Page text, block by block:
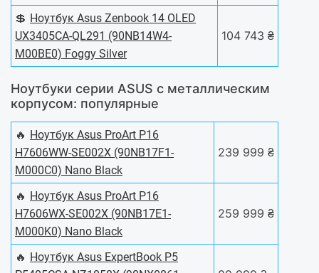
💲 Ноутбук Asus Zenbook 14 OLED
UX3405CA-QL291 (90NB14W4-
M00BE0) Foggy Silver
104 743 ₴
Ноутбуки серии ASUS с металлическим
корпусом: популярные
🔥 Ноутбук Asus ProArt P16
H7606WW-SE002X (90NB17F1-
M000C0) Nano Black
239 999 ₴
🔥 Ноутбук Asus ProArt P16
H7606WX-SE002X (90NB17E1-
M000K0) Nano Black
259 999 ₴
🔥 Ноутбук Asus ExpertBook P5